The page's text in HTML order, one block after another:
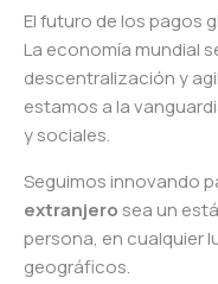
El futuro de los pagos
La economía mundial
descentralización y
estamos a la
y sociales.
Seguimos innovando
extranjero sea un
persona, en cualquier
geográficos.